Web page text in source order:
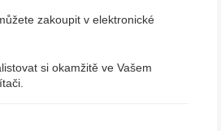
zakoupit v elektronické
si okamžitě ve Vašem